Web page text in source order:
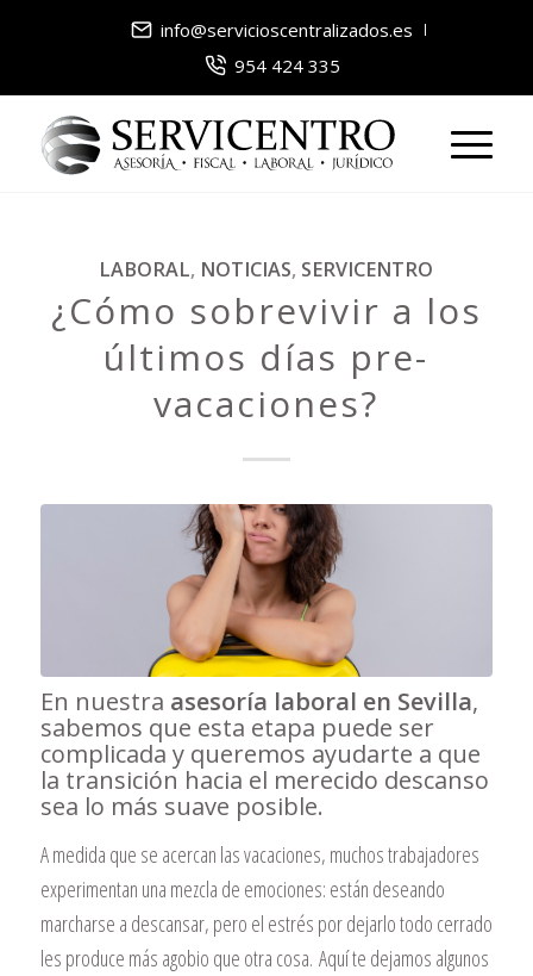
info@servicioscentralizados.es
954 424 335
LABORAL, NOTICIAS, SERVICENTRO
¿Cómo sobrevivir a los
últimos días pre-
vacaciones?
En nuestra asesoría laboral en Sevilla,
sabemos que esta etapa puede ser
complicada y queremos ayudarte a que
la transición hacia el merecido descanso
sea lo más suave posible.
A medida que se acercan las vacaciones, muchos trabajadores
experimentan una mezcla de emociones: están deseando
marcharse a descansar, pero el estrés por dejarlo todo cerrado
les produce más agobio que otra cosa. Aquí te dejamos algunos